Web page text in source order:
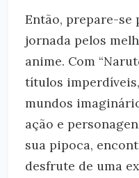
Então, prepare-se
jornada pelos
anime. Com
títulos
mundos
ação e
sua pipoca,
desfrute de uma